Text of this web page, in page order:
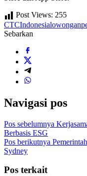
Post Views: 255
CTCIndonesialowongan
Sebarkan
Navigasi pos
Pos sebelumnya
Berbasis ESG
Pos berikutnya
Sydney
Pos terkait